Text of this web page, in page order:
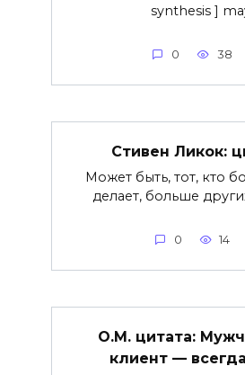
synthesis ]
0 38
Стивен Ликок:
Может быть, тот, кто
делает, больше
0 14
О.М. цитата:
клиент —